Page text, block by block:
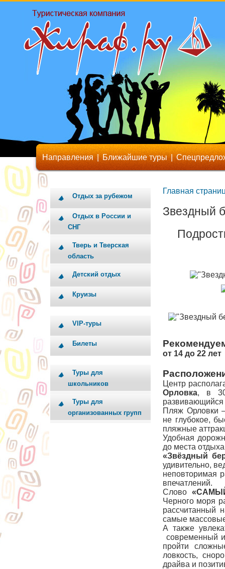
Направления | Ближайшие туры |
Отдых за рубежом
Отдых в России и
СНГ
Тверь и Тверская
область
Детский отдых
Круизы
VIP-туры
Билеты
Туры для
школьников
Туры для
организованных групп
Главная
Звездный
от 14 до 22 лет
Центр
Орловка, в
Пляж Орловки
не глубокое,
пляжные
Удобная
до места
«Звёздный
удивительно,
неповторимая
впечатлений.
Слово
Черного моря
рассчитанный
самые
А также
современный
пройти
ловкость,
драйва и